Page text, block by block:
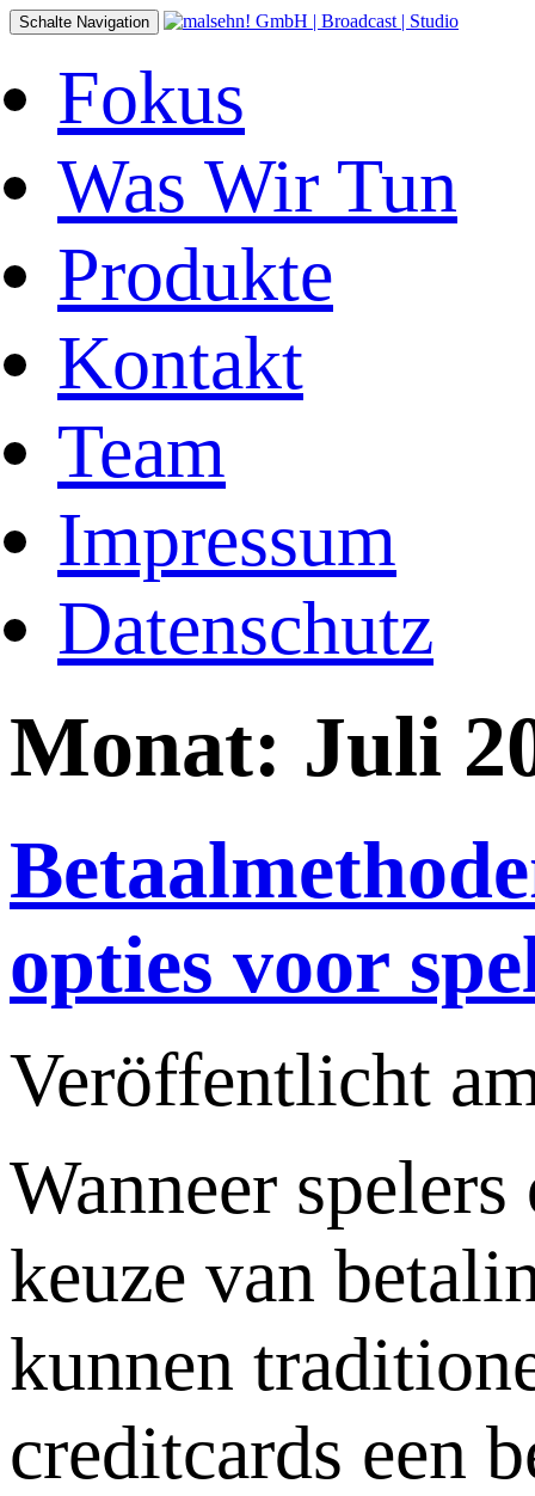
Schalte Navigation
Fokus
Was Wir Tun
Produkte
Kontakt
Team
Impressum
Datenschutz
Monat: Juli
opties voor
Veröffentlicht
Wanneer
keuze van
kunnen
creditcards een